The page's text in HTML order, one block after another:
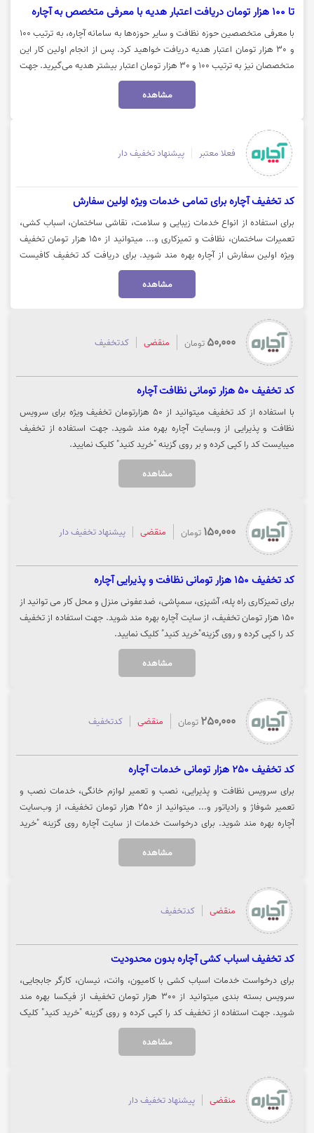
تا 100 هزار تومان دریافت اعتبار هدیه با معرفی متخصص به آچاره
با معرفی متخصصین حوزه نظافت و سایر حوزه‌ها به سامانه آچاره، به ترتیب 100
و 30 هزار تومان اعتبار هدیه دریافت خواهید کرد. پس از انجام اولین کار این
متخصصان نیز به ترتیب 100 و 30 هزار تومان اعتبار بیشتر هدیه می‌گیرید. جهت
ورود به وبسایت آچاره بر روی "خرید کنید" کلیک نمایید.
مشاهده
فعلا معتبر پیشنهاد تخفیف دار
کد تخفیف آچاره برای تمامی خدمات ویژه اولین سفارش
برای استفاده از انواع خدمات زیبایی و سلامت، نقاشی ساختمان، اسباب کشی،
تعمیرات ساختمان، نظافت و تمیزکاری و... میتوانید از 150 هزار تومان تخفیف
ویژه اولین سفارش از آچاره بهره مند شوید. برای دریافت کد تخفیف کافیست
شماره موبایل خود را برای ثبت نام وارد کنید و کد تخفیف برایتان ارسال می شود.
جهت استفاده از این کد تخفیف و ورود به وب‌سایت آچاره، روی گزینه "خرید
مشاهده
50,000 تومان منقضی کدتخفیف
کد تخفیف 50 هزار تومانی نظافت آچاره
با استفاده از کد تخفیف میتوانید از 50 هزارتومان تخفیف ویژه برای سرویس
نظافت و پذیرایی از وبسایت آچاره بهره مند شوید. جهت استفاده از تخفیف
میبایست کد را کپی کرده و بر روی گزینه "خرید کنید" کلیک نمایید.
مشاهده
150,000 تومان منقضی پیشنهاد تخفیف دار
کد تخفیف 150 هزار تومانی نظافت و پذیرایی آچاره
برای تمیزکاری راه پله، آشپزی، سمپاشی، ضدعفونی منزل و محل کار می توانید از
150 هزار تومان تخفیف، از سایت آچاره بهره مند شوید. جهت استفاده از تخفیف
کد را کپی کرده و روی گزینه"خرید کنید" کلیک نمایید.
مشاهده
250,000 تومان منقضی کدتخفیف
کد تخفیف 250 هزار تومانی خدمات آچاره
برای سرویس نظافت و پذیرایی، نصب و تعمیر لوازم خانگی، خدمات نصب و
تعمیر شوفاژ و رادیاتور و... میتوانید از 250 هزار تومان تخفیف، از وب‌سایت
آچاره بهره مند شوید. برای درخواست خدمات از سایت آچاره روی گزینه "خرید
مشاهده
منقضی کدتخفیف
کد تخفیف اسباب کشی آچاره بدون محدودیت
برای درخواست خدمات اسباب کشی با کامیون، وانت، نیسان، کارگر جابجایی،
سرویس بسته بندی میتوانید از 300 هزار تومان تخفیف از فیکسا بهره مند
شوید. جهت استفاده از تخفیف کد را کپی کرده و روی گزینه "خرید کنید" کلیک
مشاهده
منقضی پیشنهاد تخفیف دار